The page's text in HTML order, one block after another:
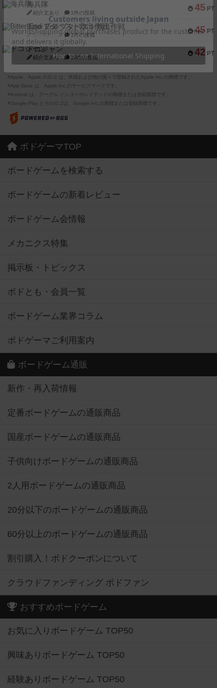
45 PT
海兵隊
紹介文あり 1件の投稿
45 PT
Bitter End ブタペスト救出作戦
紹介文なし 1件の投稿
42 PT
ドコジャン
紹介文あり 10件の投稿
※Apple、Apple のロゴ は、米国および他の国々で登録されたApple Inc.の商標です。
※App Store は、Apple Inc.のサービスマークです。
※Android は、グーグル インコーポレイテッドの商標または登録商標です。
※Google Play とそのロゴは、Google Inc.の商標または登録商標です。
ボドゲーマTOP
ボードゲームを検索する
ボードゲームの新着レビュー
ボードゲーム会情報
メカニクス特集
掲示板・トピックス
ボドとも・会員一覧
ボードゲーム業界コラム
ボドゲーマご利用案内
ボードゲーム通販
新作・再入荷情報
定番ボードゲームの通販商品
国産ボードゲームの通販商品
子供向けボードゲームの通販商品
2人用ボードゲームの通販商品
20分以下のボードゲームの通販商品
60分以上のボードゲームの通販商品
割引購入！ボドクーポンについて
クラウドファンディング ボドファン
おすすめボードゲーム
お気に入りボードゲーム TOP50
興味ありボードゲーム TOP50
経験ありボードゲーム TOP50